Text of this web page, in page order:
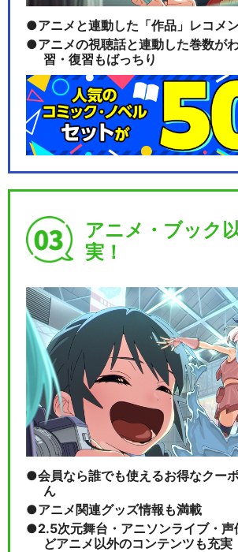
ンスターズ
デジモンテ
モン特急
デジモンフ
ジモン(オ
アニメと連動した「作品」レコメ
アニメの視聴話と連動した巻数が
習・復習もばっちり
アニメ・ブック
実！
会員なら誰でも使えるお得なクー
ん
アニメ関連グッズ情報も満載
2.5次元舞台・アニソンライブ・
どアニメ以外のコンテンツも充実